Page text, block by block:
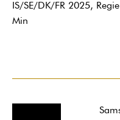
IS/SE/DK/FR 2025,
Min